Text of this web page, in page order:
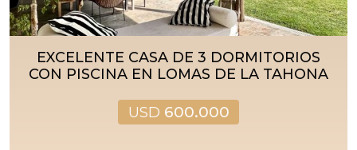
EXCELENTE CASA DE 3 DORMITORIOS
CON PISCINA EN LOMAS DE LA TAHONA
USD 600.000